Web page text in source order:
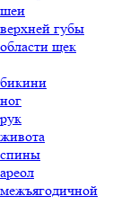
шеи
губы
щек
спины